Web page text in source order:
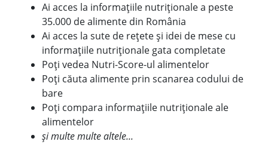
Ai acces la informațiile nutriționale a peste
35.000 de alimente din România
Ai acces la sute de rețete și idei de mese cu
informațiile nutriționale gata completate
Poți vedea Nutri-Score-ul alimentelor
Poți căuta alimente prin scanarea codului de
bare
Poți compara informațiile nutriționale ale
alimentelor
și multe multe altele...